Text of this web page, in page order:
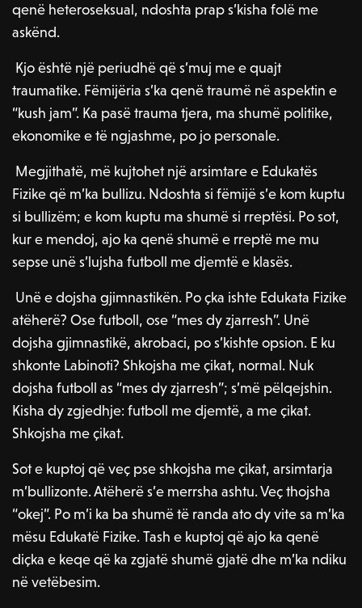
qenë heteroseksual, ndoshta prap s’kisha folë me
askënd.
Kjo është një periudhë që s’muj me e quajt
traumatike. Fëmijëria s’ka qenë traumë në aspektin e
“kush jam”. Ka pasë trauma tjera, ma shumë politike,
ekonomike e të ngjashme, po jo personale.
Megjithatë, më kujtohet një arsimtare e Edukatës
Fizike që m’ka bullizu. Ndoshta si fëmijë s’e kom kuptu
si bullizëm; e kom kuptu ma shumë si rreptësi. Po sot,
kur e mendoj, ajo ka qenë shumë e rreptë me mu
sepse unë s’lujsha futboll me djemtë e klasës.
Unë e dojsha gjimnastikën. Po çka ishte Edukata Fizike
atëherë? Ose futboll, ose “mes dy zjarresh”. Unë
dojsha gjimnastikë, akrobaci, po s’kishte opsion. E ku
shkonte Labinoti? Shkojsha me çikat, normal. Nuk
dojsha futboll as “mes dy zjarresh”; s’më pëlqejshin.
Kisha dy zgjedhje: futboll me djemtë, a me çikat.
Shkojsha me çikat.
Sot e kuptoj që veç pse shkojsha me çikat, arsimtarja
m’bullizonte. Atëherë s’e merrsha ashtu. Veç thojsha
“okej”. Po m’i ka ba shumë të randa ato dy vite sa m’ka
mësu Edukatë Fizike. Tash e kuptoj që ajo ka qenë
diçka e keqe që ka zgjatë shumë gjatë dhe m’ka ndiku
në vetëbesim.